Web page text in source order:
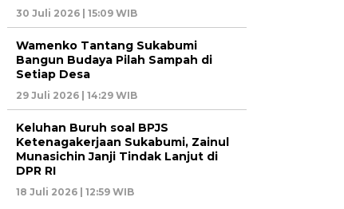
30 Juli 2026 | 15:09 WIB
Wamenko Tantang Sukabumi
Bangun Budaya Pilah Sampah di
Setiap Desa
29 Juli 2026 | 14:29 WIB
Keluhan Buruh soal BPJS
Ketenagakerjaan Sukabumi, Zainul
Munasichin Janji Tindak Lanjut di
DPR RI
18 Juli 2026 | 12:59 WIB